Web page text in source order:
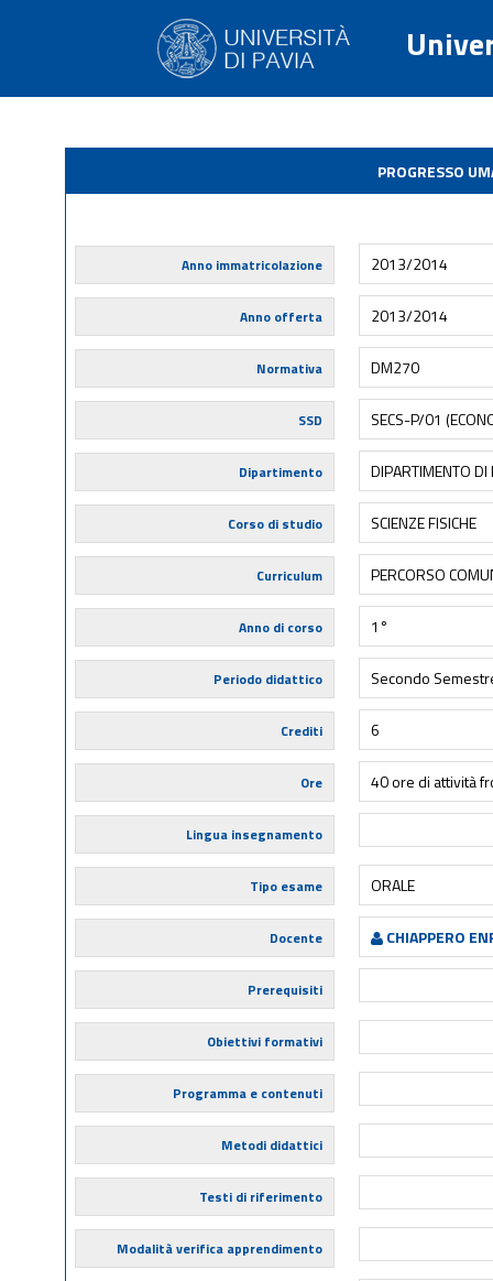
PROGRESSO
Anno immatricolazione 2013/2014
Anno offerta 2013/2014
Normativa DM270
SSD SECS-P/01
Dipartimento DIPARTIMENTO DI
Corso di studio SCIENZE FISICHE
Curriculum PERCORSO
Anno di corso 1°
Periodo didattico Secondo
Crediti 6
Ore 40 ore di attività
Lingua insegnamento
Tipo esame ORALE
Docente CHIAPPERO
Prerequisiti
Obiettivi formativi
Programma e contenuti
Metodi didattici
Testi di riferimento
Modalità verifica apprendimento